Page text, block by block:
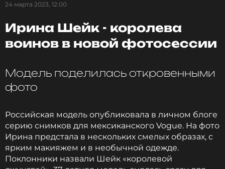
комментариях к публикации звезды.
Фото: соцсети Ирины Шейк
оставаться в курсе событий
ССЫЛКА
24 марта 2023, 12:00
Ирина Шейк - королева
воинов в новой фотосессии
Модель поделилась откровенными
фото
Российская модель опубликовала в личном блоге
серию снимков для мексиканского Vogue. На фото
Ирина предстала в нескольких смелых образах, с
ярким макияжем и в необычной одежде.
Поклонники назвали Шейк «королевой